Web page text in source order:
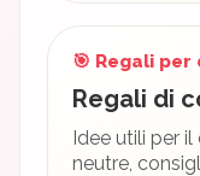
🎯 Regali
Regali di
Idee utili per
neutre,